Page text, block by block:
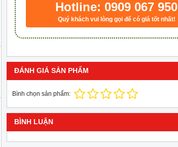
Hotline: 0909 067 950
Quý khách vui lòng gọi để có giá tốt nhất!
ĐÁNH GIÁ SẢN PHẨM
Bình chọn sản phẩm:
BÌNH LUẬN